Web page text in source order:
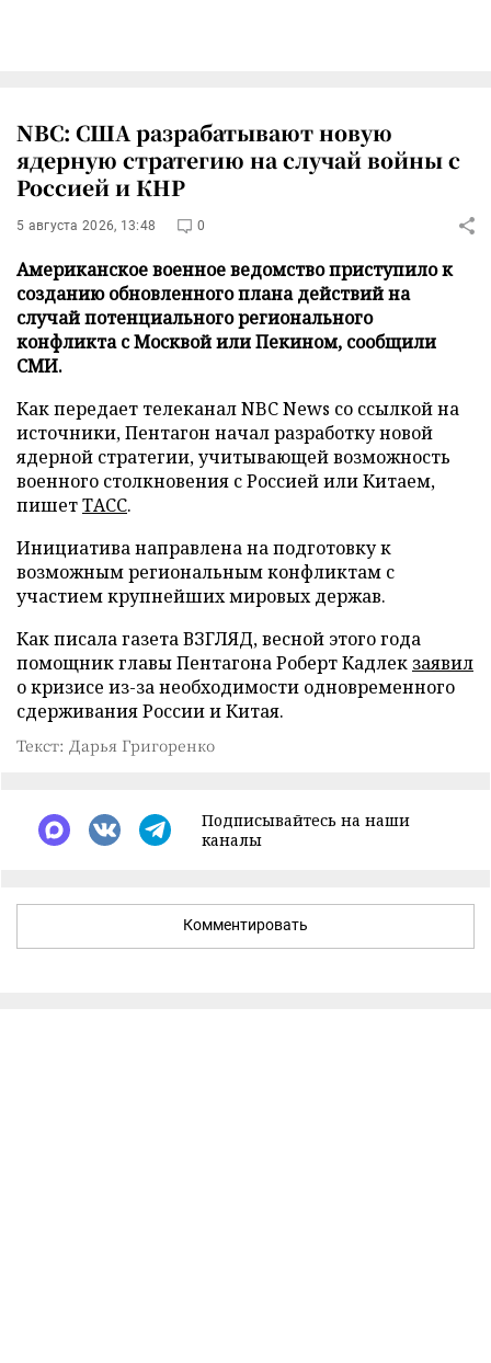
NBC: США разрабатывают новую
ядерную стратегию на случай войны с
Россией и КНР
5 августа 2026, 13:48 0
Американское военное ведомство приступило к
созданию обновленного плана действий на
случай потенциального регионального
конфликта с Москвой или Пекином, сообщили
СМИ.
Как передает телеканал NBC News со ссылкой на
источники, Пентагон начал разработку новой
ядерной стратегии, учитывающей возможность
военного столкновения с Россией или Китаем,
пишетТАСС.
Инициатива направлена на подготовку к
возможным региональным конфликтам с
участием крупнейших мировых держав.
Как писала газета ВЗГЛЯД, весной этого года
помощник главы Пентагона Роберт Кадлек заявил
о кризисе из-за необходимости одновременного
сдерживания России и Китая.
Текст: Дарья Григоренко
Подписывайтесь на наши
каналы
Комментировать